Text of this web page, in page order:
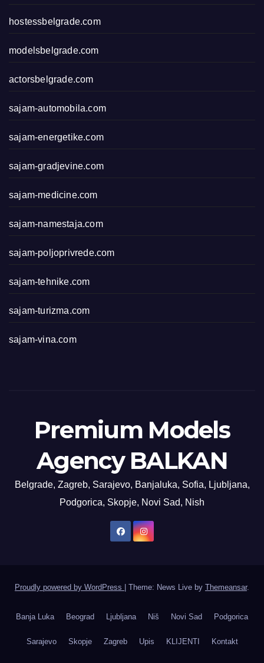
hostessbelgrade.com
modelsbelgrade.com
actorsbelgrade.com
sajam-automobila.com
sajam-energetike.com
sajam-gradjevine.com
sajam-medicine.com
sajam-namestaja.com
sajam-poljoprivrede.com
sajam-tehnike.com
sajam-turizma.com
sajam-vina.com
Premium Models
Agency BALKAN
Belgrade, Zagreb, Sarajevo, Banjaluka, Sofia, Ljubljana,
Podgorica, Skopje, Novi Sad, Nish
Proudly powered by WordPress Theme: News Live by Themeansar.
Banja Luka Beograd Ljubljana Niš Novi Sad Podgorica
Sarajevo Skopje Zagreb Upis KLIJENTI Kontakt